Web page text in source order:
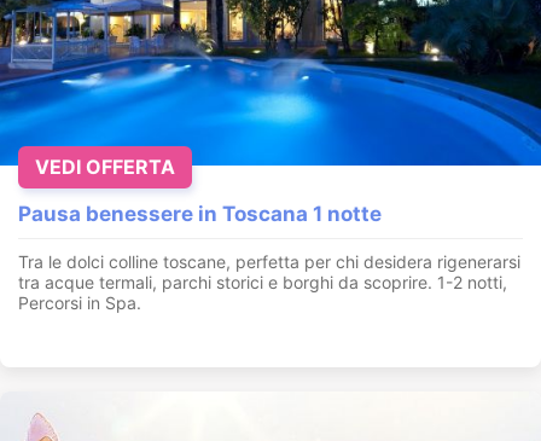
Pausa benessere in Toscana 1 notte
Tra le dolci colline toscane, perfetta per chi desidera rigenerarsi
tra acque termali, parchi storici e borghi da scoprire. 1-2 notti,
Percorsi in Spa.
VEDI OFFERTA